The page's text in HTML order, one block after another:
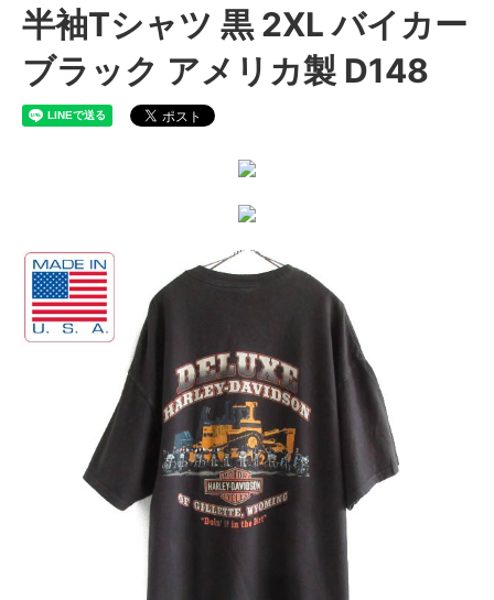
半袖Tシャツ 黒 2XL バイカー
ブラック アメリカ製 D148